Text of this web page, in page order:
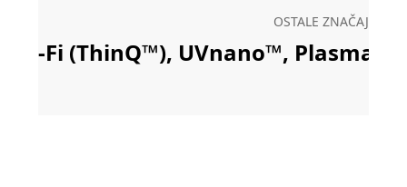
OSTALE ZNAČAJKE
Wi-Fi (ThinQ™), UVnano™,